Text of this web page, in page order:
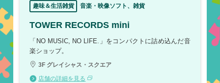
趣味＆生活雑貨 音楽・映像ソフト、雑貨
TOWER RECORDS mini
「NO MUSIC, NO LIFE.」をコンパクトに詰め込んだ音
楽ショップ。
3F グレイシャス・スクエア
店舗の詳細を見る